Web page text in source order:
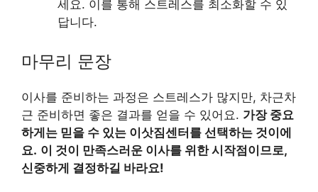
세요. 이를 통해 스트레스를 최소화할 수 있
답니다.
마무리 문장
이사를 준비하는 과정은 스트레스가 많지만, 차근차
근 준비하면 좋은 결과를 얻을 수 있어요. 가장 중요
하게는 믿을 수 있는 이삿짐센터를 선택하는 것이에
요. 이 것이 만족스러운 이사를 위한 시작점이므로,
신중하게 결정하길 바라요!